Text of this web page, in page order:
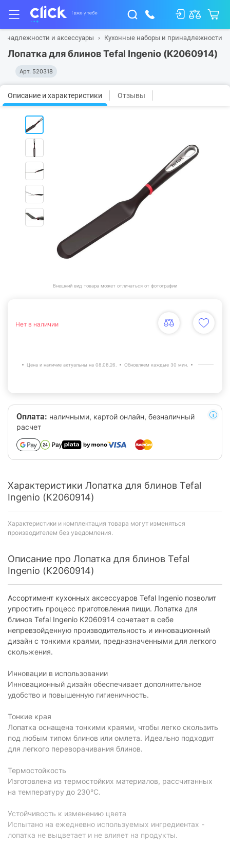
и аксессуары Кухонные наборы и принадлежности
Лопатка для блинов Tefal Ingenio (K2060914)
Арт. 520318
Описание и характеристики Отзывы
Внешний вид товара может отличаться от фотографии
Нет в наличии
Цена и наличие актуальны на 08.08.26. Обновляем каждые 30 мин.
Оплата: наличными, картой онлайн, безналичный
расчет
Характеристики Лопатка для блинов Tefal
Ingenio (K2060914)
Характеристики и комплектация товара могут изменяться
производителем без уведомления.
Описание про Лопатка для блинов Tefal
Ingenio (K2060914)
Ассортимент кухонных аксессуаров Tefal Ingenio позволит
упростить процесс приготовления пищи. Лопатка для
блинов Tefal Ingenio K2060914 сочетает в себе
непревзойденную производительность и инновационный
дизайн с тонкими краями, предназначенными для легкого
скольжения.
Инновации в использовании
Инновационный дизайн обеспечивает дополнительное
удобство и повышенную гигиеничность.
Тонкие края
Лопатка оснащена тонкими краями, чтобы легко скользить
под любым типом блинов или омлета. Идеально подходит
для легкого переворачивания блинов.
Термостойкость
Изготовлена из термостойких материалов, рассчитанных
на температуру до 230°C.
Устойчивость к изменению цвета
Испытано на ежедневно используемых ингредиентах -
лопатка не выцветает и не влияет на продукты.